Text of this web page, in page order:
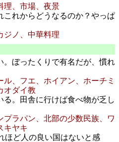
理、市場、夜景
これからどうなるのか？やっぱ
ジノ、中華料理
。ぼったくりで有名だが、慣れ
、フエ、ホイアン、ホーチミ
オダイ教
。田舎に行けば食べ物が乏し
プラパン、北部の少数民族、ワ
キヤキ
ほど人の良い国はないと感